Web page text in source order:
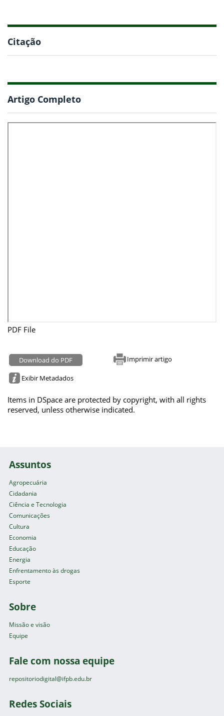
Citação
Artigo Completo
PDF File
Download do PDF Imprimir artigo
Exibir Metadados
Items in DSpace are protected by copyright, with all rights
reserved, unless otherwise indicated.
Assuntos
Agropecuária
Cidadania
Ciência e Tecnologia
Comunicações
Cultura
Economia
Educação
Energia
Enfrentamento às drogas
Esporte
Sobre
Missão e visão
Equipe
Fale com nossa equipe
repositoriodigital@ifpb.edu.br
Redes Sociais